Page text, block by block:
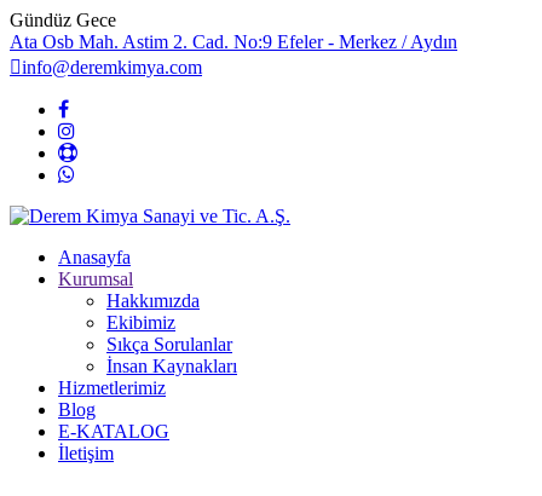
Gündüz Gece
Ata Osb Mah. Astim 2. Cad. No:9 Efeler - Merkez / Aydın
info@deremkimya.com
Anasayfa
Kurumsal
Hakkımızda
Ekibimiz
Sıkça Sorulanlar
İnsan Kaynakları
Hizmetlerimiz
Blog
E-KATALOG
İletişim